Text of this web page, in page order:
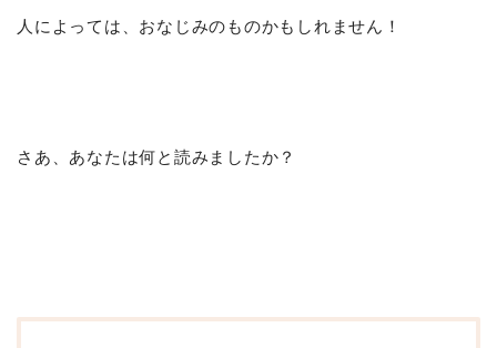
人によっては、おなじみのものかもしれません！
さあ、あなたは何と読みましたか？